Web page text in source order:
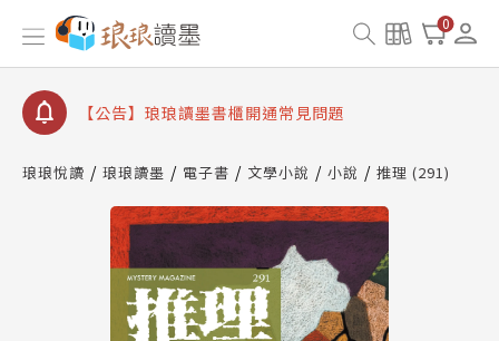
0
【公告】因 Readmoo 讀墨系統維護中，本站同步暫
停部分閱讀服務
【公告】琅琅讀墨數位閱讀資產合併與書櫃開通申請
【公告】琅琅讀墨書櫃開通常見問題
請圖文教學
查詢
【公告】因 Readmoo 讀墨系統維護中，本站同步暫
停部分閱讀服務
琅琅悅讀 琅琅讀墨 電子書 文學小說 小說 推理 (291)